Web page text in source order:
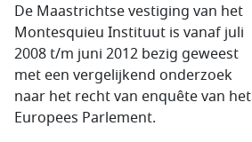
De Maastrichtse vestiging van het
Montesquieu Instituut is vanaf juli
2008 t/m juni 2012 bezig geweest
met een vergelijkend onderzoek
naar het recht van enquête van het
Europees Parlement.